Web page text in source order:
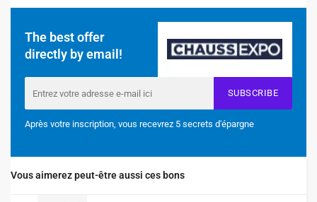
The best offer
directly by email!
SUBSCRIBE
Après votre inscription, vous recevrez 5 secrets d'épargne
Vous aimerez peut-être aussi ces bons